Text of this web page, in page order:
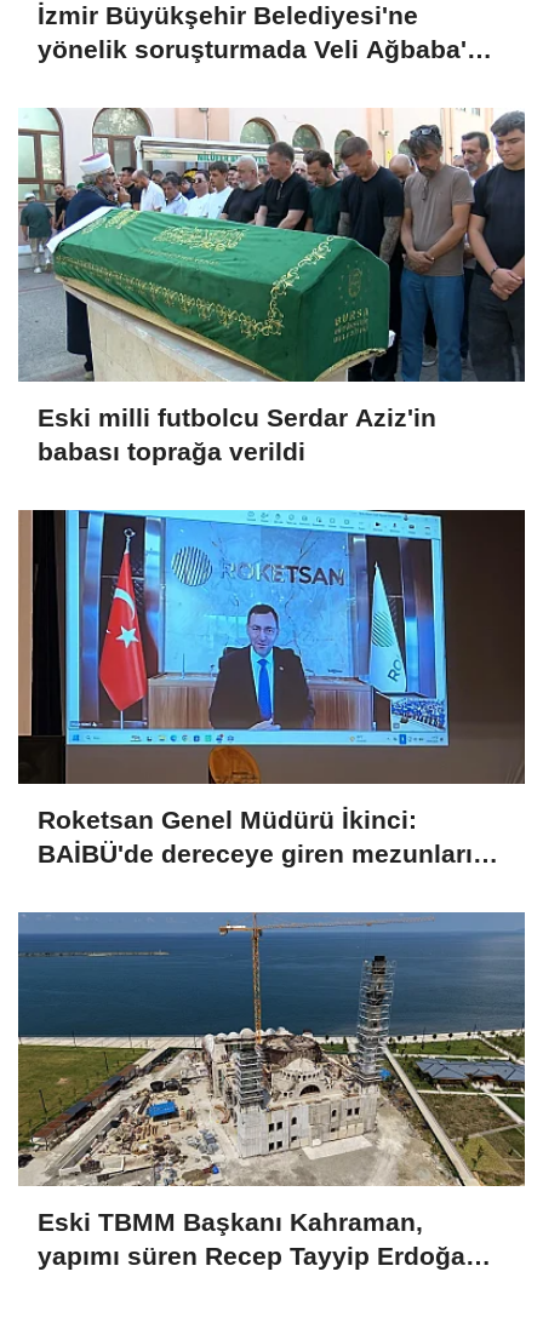
İzmir Büyükşehir Belediyesi'ne
yönelik soruşturmada Veli Ağbaba'nın
Eski milli futbolcu Serdar Aziz'in
babası toprağa verildi
Roketsan Genel Müdürü İkinci:
BAİBÜ'de dereceye giren mezunları
Eski TBMM Başkanı Kahraman,
yapımı süren Recep Tayyip Erdoğan